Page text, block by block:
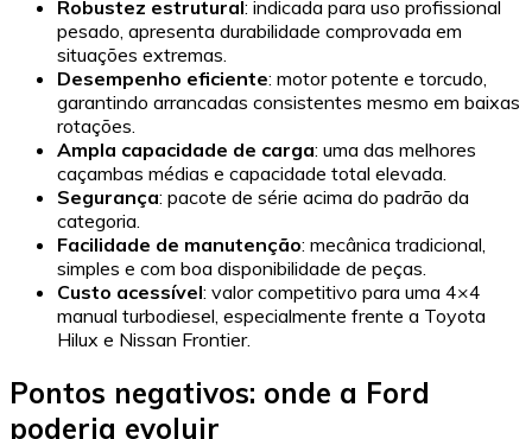
Robustez estrutural: indicada para uso profissional
pesado, apresenta durabilidade comprovada em
situações extremas.
Desempenho eficiente: motor potente e torcudo,
garantindo arrancadas consistentes mesmo em baixas
rotações.
Ampla capacidade de carga: uma das melhores
caçambas médias e capacidade total elevada.
Segurança: pacote de série acima do padrão da
categoria.
Facilidade de manutenção: mecânica tradicional,
simples e com boa disponibilidade de peças.
Custo acessível: valor competitivo para uma 4×4
manual turbodiesel, especialmente frente a Toyota
Hilux e Nissan Frontier.
Pontos negativos: onde a Ford
poderia evoluir